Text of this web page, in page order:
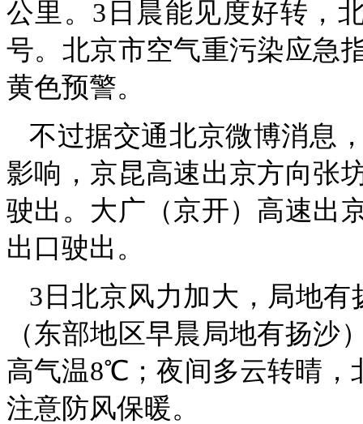
公里。3日晨能见度好转，
号。北京市空气重污染应急
黄色预警。
不过据交通北京微博消息
影响，京昆高速出京方向张
驶出。大广（京开）高速出
出口驶出。
3日北京风力加大，局地
（东部地区早晨局地有扬
高气温8℃；夜间多云转晴，
注意防风保暖。